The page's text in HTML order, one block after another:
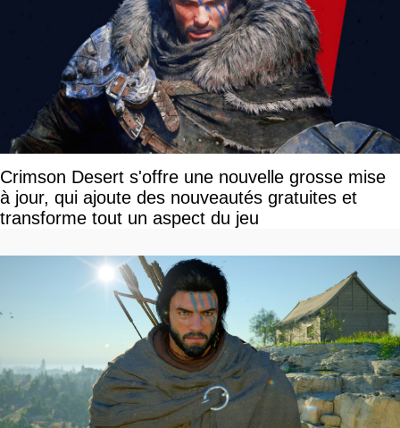
Crimson Desert s'offre une nouvelle grosse mise
à jour, qui ajoute des nouveautés gratuites et
transforme tout un aspect du jeu